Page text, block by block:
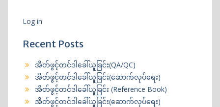
Log in
Recent Posts
အိတ်ဖွင့်တင်ဒါခေါ်ယူခြင်း(QA/QC)
အိတ်ဖွင့်တင်ဒါခေါ်ယူခြင်း(ဆောက်လုပ်ရေး)
အိတ်ဖွင့်တင်ဒါခေါ်ယူခြင်း (Reference Book)
အိတ်ဖွင့်တင်ဒါခေါ်ယူခြင်း(ဆောက်လုပ်ရေး)